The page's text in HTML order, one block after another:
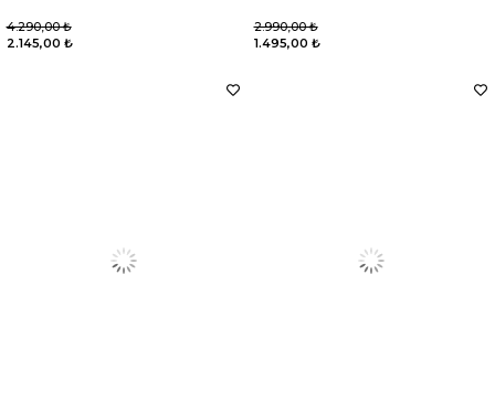
2.145,00 ₺
4.290,00 ₺
1.495,00 ₺
2.990,00 ₺